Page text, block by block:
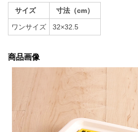
サイズ 寸法（cm）
ワンサイズ 32×32.5
商品画像